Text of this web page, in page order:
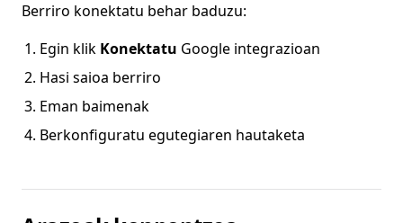
Berriro konektatu behar baduzu:
Egin klik Konektatu Google integrazioan
Hasi saioa berriro
Eman baimenak
Berkonfiguratu egutegiaren hautaketa